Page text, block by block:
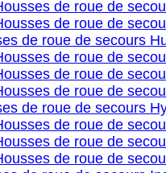
de roue de
de roue de
de roue de secours
de roue de
de roue de
de roue de
de roue de secours
de roue de
de roue de
de roue de